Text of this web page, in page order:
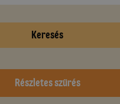
Keresés
Részletes szűrés